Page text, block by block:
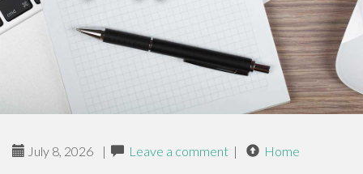
July 8, 2026 | Leave a comment | Home